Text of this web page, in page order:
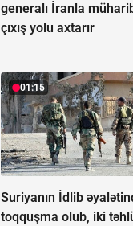
generalı İranla
çıxış yolu axtarır
01:15
Suriyanın İdlib
toqquşma olub, iki